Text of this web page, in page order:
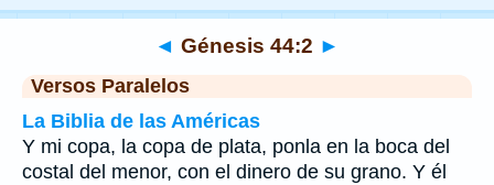
◄ Génesis 44:2 ►
Versos Paralelos
La Biblia de las Américas
Y mi copa, la copa de plata, ponla en la boca del
costal del menor, con el dinero de su grano. Y él